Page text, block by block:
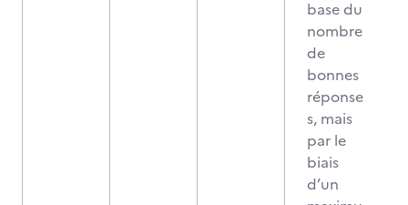
base du
nombre
de
bonnes
réponse
s, mais
par le
biais
d’un